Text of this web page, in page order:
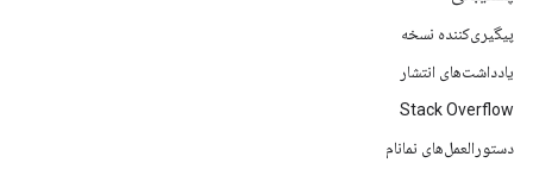
پیگیری‌کننده نسخه
یادداشت‌های انتشار
Stack Overflow
دستورالعمل‌های نمانام